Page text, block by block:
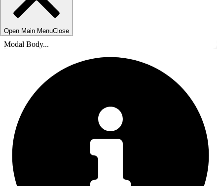
Open Main MenuClose
Modal Body...